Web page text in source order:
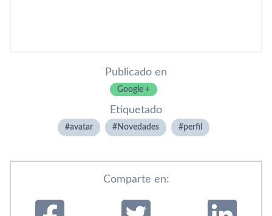
Publicado en
Google +
Etiquetado
avatar Novedades perfil
Comparte en: